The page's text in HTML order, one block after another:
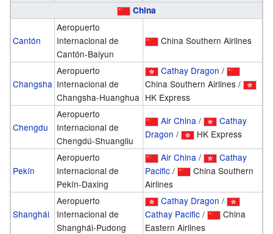
China
Cantón
Aeropuerto
Internacional de
Cantón-Baiyun
China Southern Airlines
Changsha
Aeropuerto
Internacional de
Changsha-Huanghua
Cathay Dragon /
China Southern Airlines /
HK Express
Chengdu
Aeropuerto
Internacional de
Chengdú-Shuangliu
Air China /
Cathay
Dragon / HK Express
Pekín
Aeropuerto
Internacional de
Pekín-Daxing
Air China /
Cathay
Pacific/
China Southern
Airlines
Shanghái
Aeropuerto
Internacional de
Shanghái-Pudong
Cathay Dragon /
Cathay Pacific/
China
Eastern Airlines